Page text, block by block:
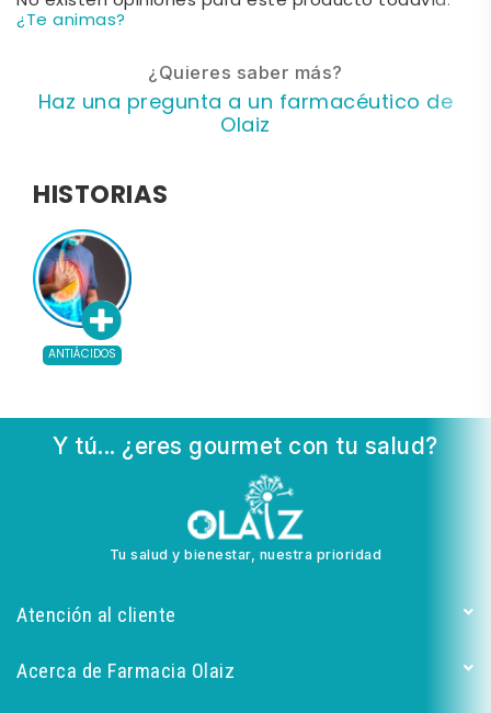
¿Te animas?
¿Quieres saber más?
Haz una pregunta a un farmacéutico de
Olaiz
HISTORIAS
ANTIÁCIDOS
Y tú... ¿eres gourmet con tu salud?
Tu salud y bienestar, nuestra prioridad
Atención al cliente
Acerca de Farmacia Olaiz